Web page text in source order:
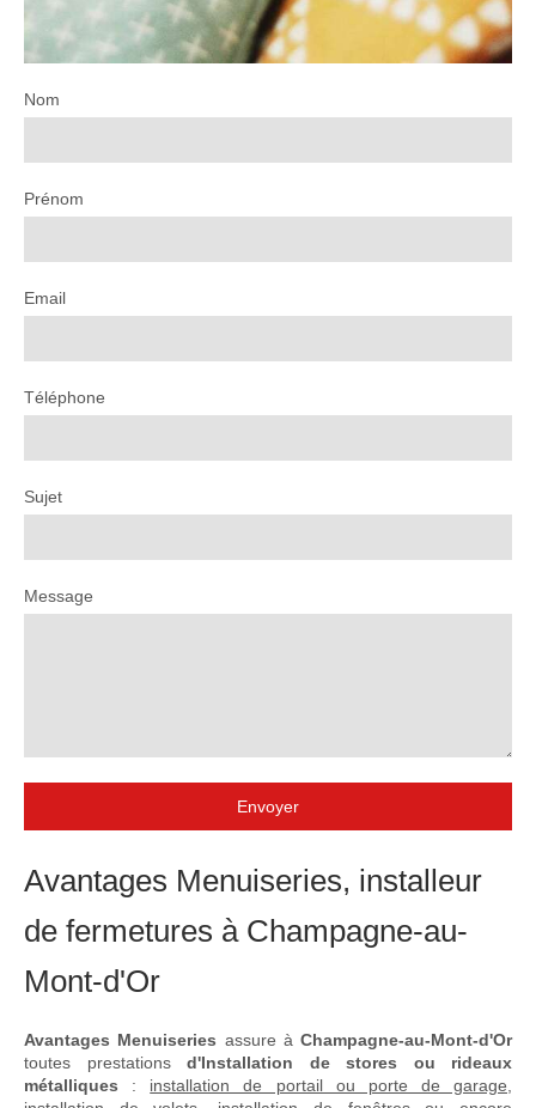
Nom
Prénom
Email
Téléphone
Sujet
Message
Envoyer
Avantages Menuiseries, installeur
de fermetures à Champagne-au-
Mont-d'Or
Avantages Menuiseries assure à Champagne-au-Mont-d'Or
toutes prestationsd'Installation de stores ou rideaux
métalliques : installation de portail ou porte de garage